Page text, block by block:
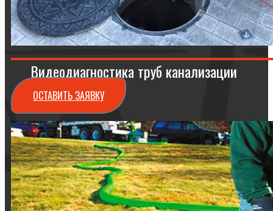
Видеодиагностика труб канализации
ОСТАВИТЬ ЗАЯВКУ